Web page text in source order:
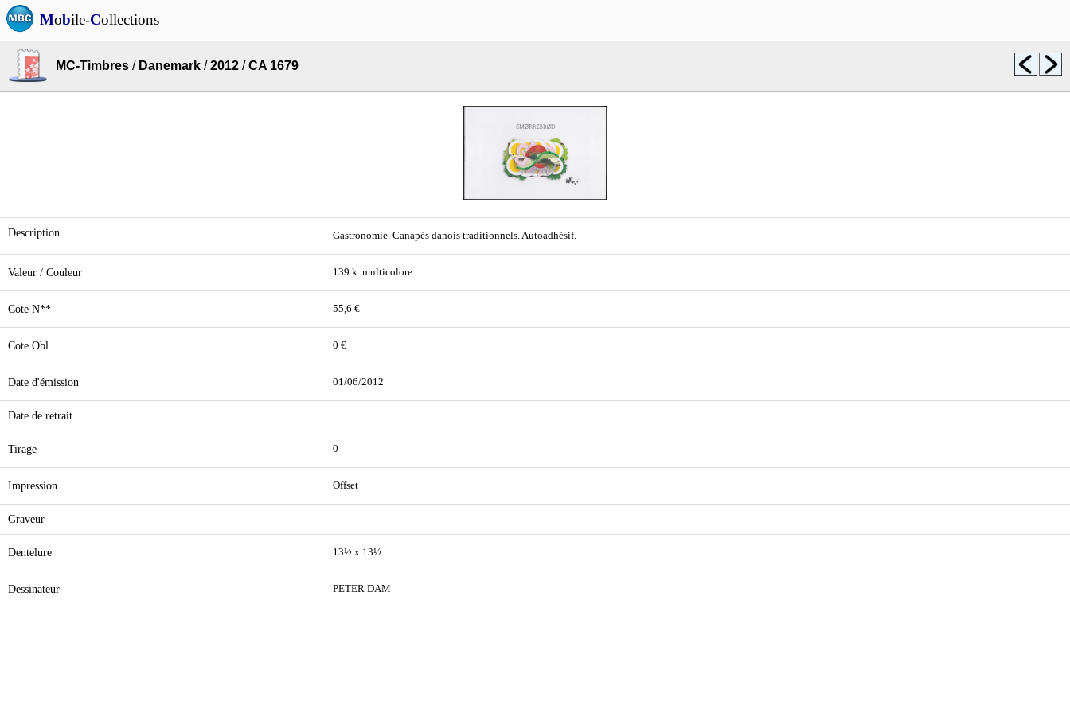
Mobile-Collections
MC-Timbres / Danemark /2012 /CA 1679
Description Gastronomie. Canapés danois traditionnels. Autoadhésif.
Valeur / Couleur 139 k. multicolore
Cote N** 55,6 €
Cote Obl. 0 €
Date d'émission 01/06/2012
Date de retrait
Tirage 0
Impression Offset
Graveur
Dentelure 13½ x 13½
Dessinateur PETER DAM